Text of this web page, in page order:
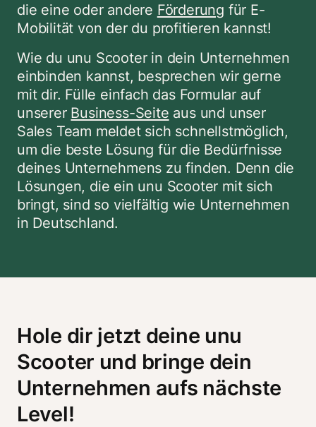
die eine oder andere Förderung für E-
Mobilität von der du profitieren kannst!
Wie du unu Scooter in dein Unternehmen
einbinden kannst, besprechen wir gerne
mit dir. Fülle einfach das Formular auf
unserer Business-Seite aus und unser
Sales Team meldet sich schnellstmöglich,
um die beste Lösung für die Bedürfnisse
deines Unternehmens zu finden. Denn die
Lösungen, die ein unu Scooter mit sich
bringt, sind so vielfältig wie Unternehmen
in Deutschland.
Hole dir jetzt deine unu
Scooter und bringe dein
Unternehmen aufs nächste
Level!